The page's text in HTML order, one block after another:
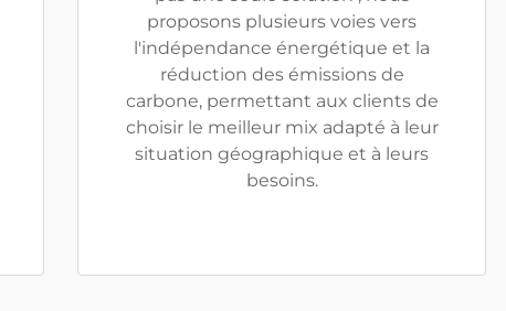
proposons plusieurs voies vers
l'indépendance énergétique et la
réduction des émissions de
carbone, permettant aux clients de
choisir le meilleur mix adapté à leur
situation géographique et à leurs
besoins.